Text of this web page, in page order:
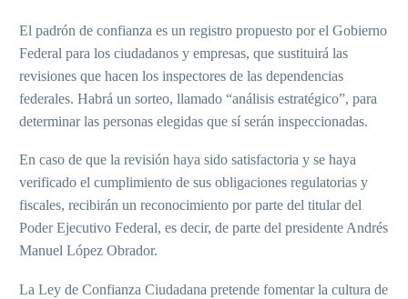
El padrón de confianza es un registro propuesto por el Gobierno
Federal para los ciudadanos y empresas, que sustituirá las
revisiones que hacen los inspectores de las dependencias
federales. Habrá un sorteo, llamado “análisis estratégico”, para
determinar las personas elegidas que sí serán inspeccionadas.
En caso de que la revisión haya sido satisfactoria y se haya
verificado el cumplimiento de sus obligaciones regulatorias y
fiscales, recibirán un reconocimiento por parte del titular del
Poder Ejecutivo Federal, es decir, de parte del presidente Andrés
Manuel López Obrador.
La Ley de Confianza Ciudadana pretende fomentar la cultura de